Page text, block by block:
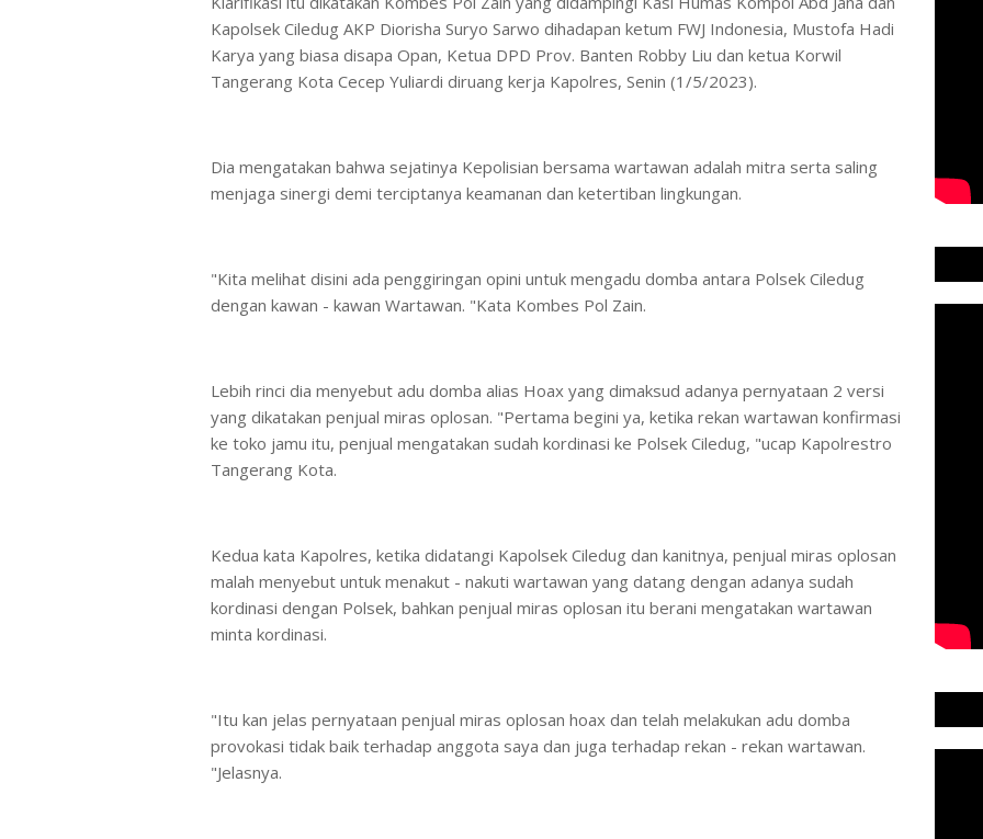
Kapolsek Ciledug AKP Diorisha Suryo Sarwo dihadapan ketum FWJ Indonesia, Mustofa Hadi
Karya yang biasa disapa Opan, Ketua DPD Prov. Banten Robby Liu dan ketua Korwil
Tangerang Kota Cecep Yuliardi diruang kerja Kapolres, Senin (1/5/2023).
Dia mengatakan bahwa sejatinya Kepolisian bersama wartawan adalah mitra serta saling
menjaga sinergi demi terciptanya keamanan dan ketertiban lingkungan.
"Kita melihat disini ada penggiringan opini untuk mengadu domba antara Polsek Ciledug
dengan kawan - kawan Wartawan. "Kata Kombes Pol Zain.
Lebih rinci dia menyebut adu domba alias Hoax yang dimaksud adanya pernyataan 2 versi
yang dikatakan penjual miras oplosan. "Pertama begini ya, ketika rekan wartawan konfirmasi
ke toko jamu itu, penjual mengatakan sudah kordinasi ke Polsek Ciledug, "ucap Kapolrestro
Tangerang Kota.
Kedua kata Kapolres, ketika didatangi Kapolsek Ciledug dan kanitnya, penjual miras oplosan
malah menyebut untuk menakut - nakuti wartawan yang datang dengan adanya sudah
kordinasi dengan Polsek, bahkan penjual miras oplosan itu berani mengatakan wartawan
minta kordinasi.
"Itu kan jelas pernyataan penjual miras oplosan hoax dan telah melakukan adu domba
provokasi tidak baik terhadap anggota saya dan juga terhadap rekan - rekan wartawan.
"Jelasnya.